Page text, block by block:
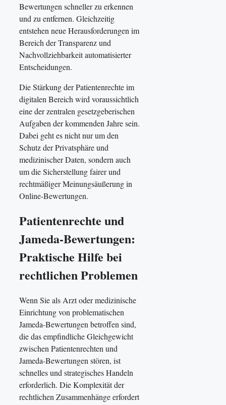
Bewertungen schneller zu erkennen
und zu entfernen. Gleichzeitig
entstehen neue Herausforderungen im
Bereich der Transparenz und
Nachvollziehbarkeit automatisierter
Entscheidungen.
Die Stärkung der Patientenrechte im
digitalen Bereich wird voraussichtlich
eine der zentralen gesetzgeberischen
Aufgaben der kommenden Jahre sein.
Dabei geht es nicht nur um den
Schutz der Privatsphäre und
medizinischer Daten, sondern auch
um die Sicherstellung fairer und
rechtmäßiger Meinungsäußerung in
Online-Bewertungen.
Patientenrechte und
Jameda-Bewertungen:
Praktische Hilfe bei
rechtlichen Problemen
Wenn Sie als Arzt oder medizinische
Einrichtung von problematischen
Jameda-Bewertungen betroffen sind,
die das empfindliche Gleichgewicht
zwischen Patientenrechten und
Jameda-Bewertungen stören, ist
schnelles und strategisches Handeln
erforderlich. Die Komplexität der
rechtlichen Zusammenhänge erfordert